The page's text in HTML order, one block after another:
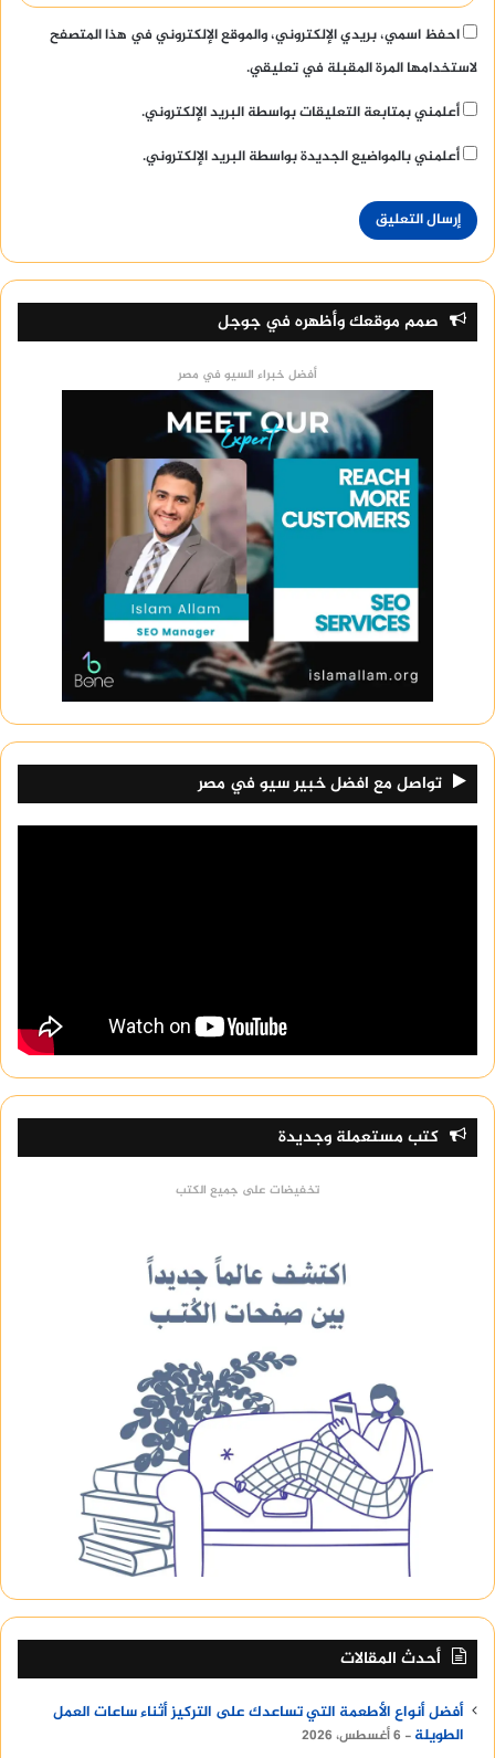
احفظ اسمي، بريدي الإلكتروني، والموقع الإلكتروني في هذا المتصفح
لاستخدامها المرة المقبلة في تعليقي.
أعلمني بمتابعة التعليقات بواسطة البريد الإلكتروني.
أعلمني بالمواضيع الجديدة بواسطة البريد الإلكتروني.
صمم موقعك وأظهره في جوجل
أفضل خبراء السيو في مصر
تواصل مع افضل خبير سيو في مصر
كتب مستعملة وجديدة
تخفيضات على جميع الكتب
أحدث المقالات
أفضل أنواع الأطعمة التي تساعدك على التركيز أثناء ساعات العمل
الطويلة
6 أغسطس، 2026